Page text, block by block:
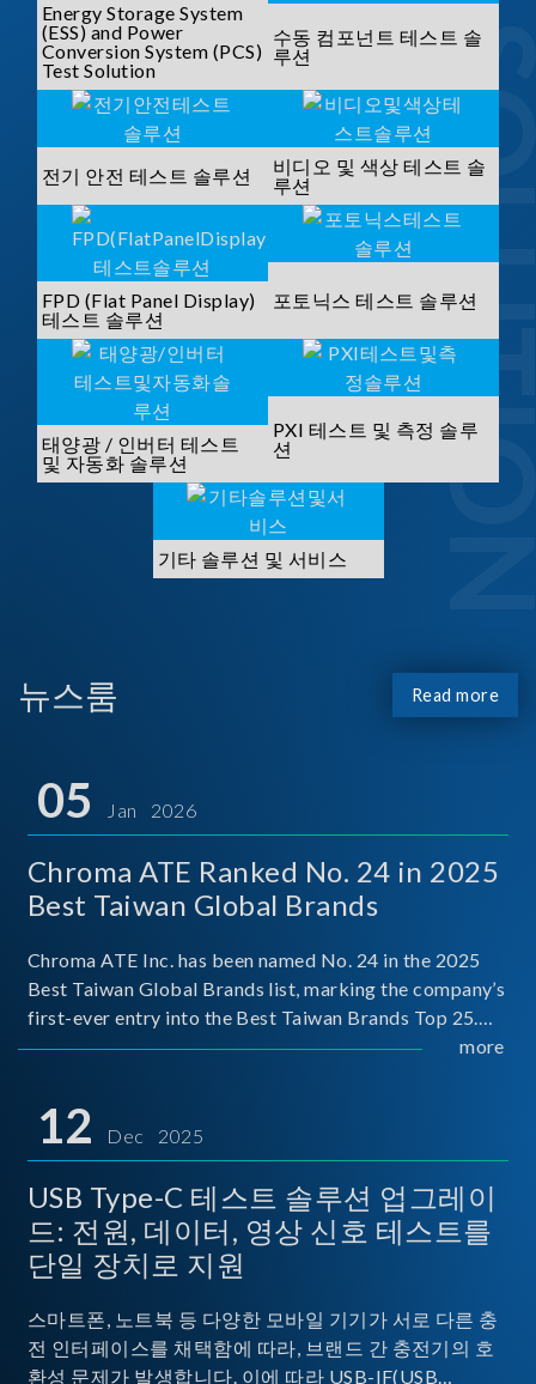
Energy Storage System
(ESS) and Power
Conversion System (PCS)
Test Solution
수동 컴포넌트 테스트 솔
루션
전기 안전 테스트 솔루션
비디오 및 색상 테스트 솔
루션
FPD (Flat Panel Display)
테스트 솔루션
포토닉스 테스트 솔루션
태양광 / 인버터 테스트
및 자동화 솔루션
PXI 테스트 및 측정 솔루
션
기타 솔루션 및 서비스
뉴스룸 Read more
05 Jan 2026
Chroma ATE Ranked No. 24 in 2025
Best Taiwan Global Brands
Chroma ATE Inc. has been named No. 24 in the 2025
Best Taiwan Global Brands list, marking the company’s
first-ever entry into the Best Taiwan Brands Top 25.
This recognition represents a significant milestone for
more
12 Dec 2025
USB Type-C 테스트 솔루션 업그레이
드: 전원, 데이터, 영상 신호 테스트를
단일 장치로 지원
스마트폰, 노트북 등 다양한 모바일 기기가 서로 다른 충
전 인터페이스를 채택함에 따라, 브랜드 간 충전기의 호
환성 문제가 발생합니다. 이에 따라 USB-IF(USB